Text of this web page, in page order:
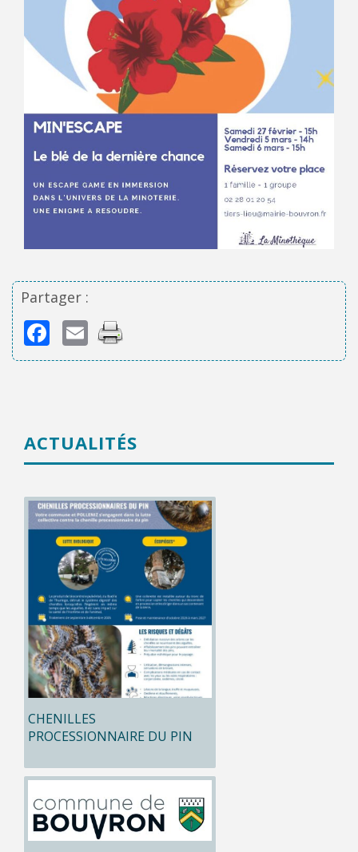
Partager :
Facebook
Email
ACTUALITÉS
CHENILLES
PROCESSIONNAIRE DU PIN